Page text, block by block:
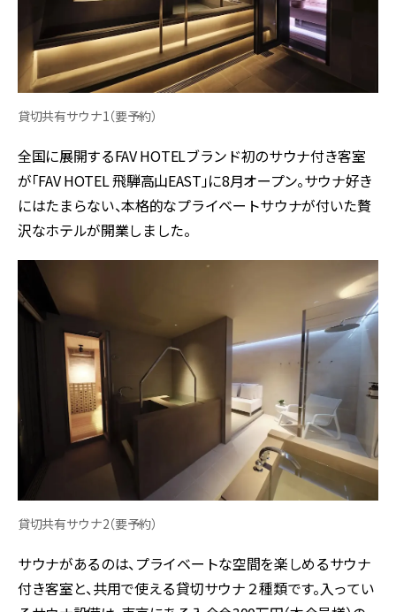
貸切共有サウナ1（要予約）
全国に展開するFAV HOTELブランド初のサウナ付き客室
が「FAV HOTEL 飛騨高山EAST」に8月オープン。サウナ好き
にはたまらない、本格的なプライベートサウナが付いた贅
沢なホテルが開業しました。
貸切共有サウナ2（要予約）
サウナがあるのは、プライベートな空間を楽しめるサウナ
付き客室と、共用で使える貸切サウナ２種類です。入ってい